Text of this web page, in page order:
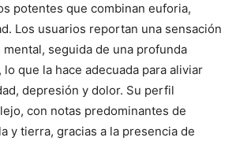
potentes que combinan euforia,
Los usuarios reportan una sensación
seguida de una profunda
que la hace adecuada para aliviar
depresión y dolor. Su perfil
con notas predominantes de
y tierra, gracias a la presencia de